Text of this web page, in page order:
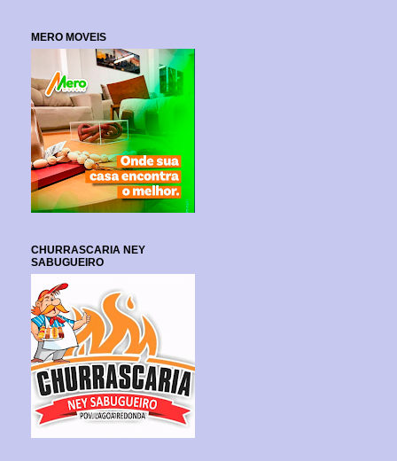
MERO MOVEIS
CHURRASCARIA NEY
SABUGUEIRO